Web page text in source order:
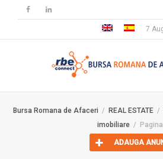
7
Bursa Romana de Afaceri REAL ESTATE
imobiliare
ADAUGA